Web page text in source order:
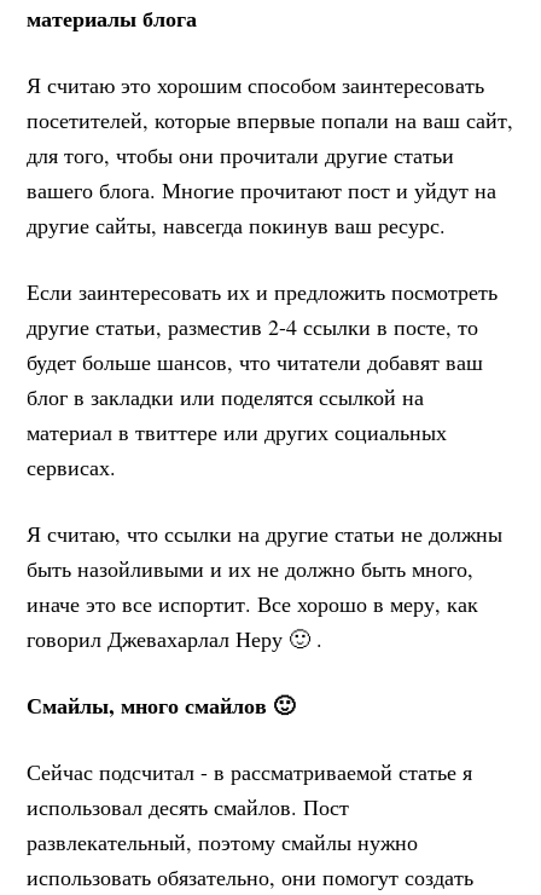
материалы блога
Я считаю это хорошим способом заинтересовать
посетителей, которые впервые попали на ваш сайт,
для того, чтобы они прочитали другие статьи
вашего блога. Многие прочитают пост и уйдут на
другие сайты, навсегда покинув ваш ресурс.
Если заинтересовать их и предложить посмотреть
другие статьи, разместив 2-4 ссылки в посте, то
будет больше шансов, что читатели добавят ваш
блог в закладки или поделятся ссылкой на
материал в твиттере или других социальных
сервисах.
Я считаю, что ссылки на другие статьи не должны
быть назойливыми и их не должно быть много,
иначе это все испортит. Все хорошо в меру, как
говорил Джевахарлал Неру 🙂 .
Смайлы, много смайлов 🙂
Сейчас подсчитал - в рассматриваемой статье я
использовал десять смайлов. Пост
развлекательный, поэтому смайлы нужно
использовать обязательно, они помогут создать